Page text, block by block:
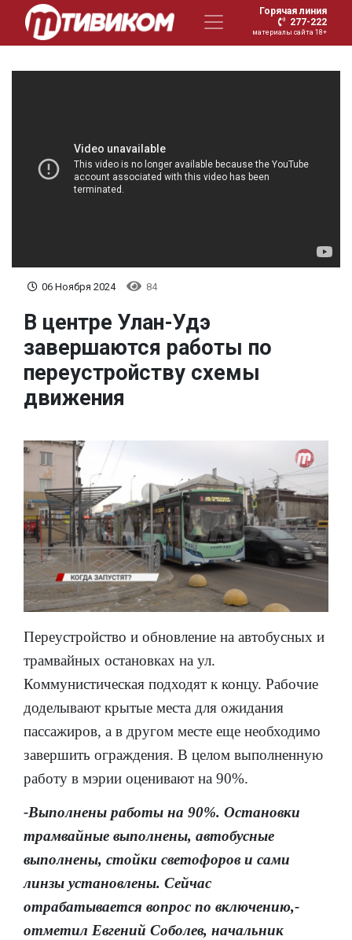
Горячая линия
277-222
материалы сайта 18+
06 Ноября 2024 84
В центре Улан-Удэ
завершаются работы по
переустройству схемы
движения
Переустройство и обновление на автобусных и
трамвайных остановках на ул.
Коммунистическая подходят к концу. Рабочие
доделывают крытые места для ожидания
пассажиров, а в другом месте еще необходимо
завершить ограждения. В целом выполненную
работу в мэрии оценивают на 90%.
-Выполнены работы на 90%. Остановки
трамвайные выполнены, автобусные
выполнены, стойки светофоров и сами
линзы установлены. Сейчас
отрабатывается вопрос по включению,-
отметил Евгений Соболев, начальник